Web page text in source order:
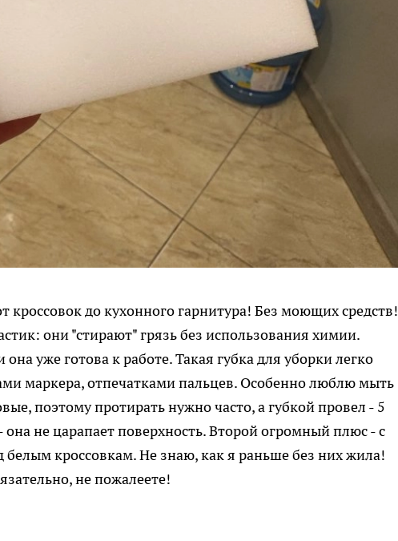
кроссовок до кухонного гарнитура! Без моющих средств!
они "стирают" грязь без использования химии.
уже готова к работе. Такая губка для уборки легко
маркера, отпечатками пальцев. Особенно люблю мыть
поэтому протирать нужно часто, а губкой провел - 5
не царапает поверхность. Второй огромный плюс - с
белым кроссовкам. Не знаю, как я раньше без них жила!
не пожалеете!